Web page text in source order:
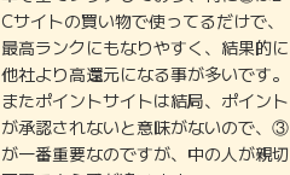
Cサイトの買い物で使ってるだけで、
最高ランクにもなりやすく、結果的に
他社より高還元になる事が多いです。
またポイントサイトは結局、ポイント
が承認されないと意味がないので、③
が一番重要なのですが、中の人が親切